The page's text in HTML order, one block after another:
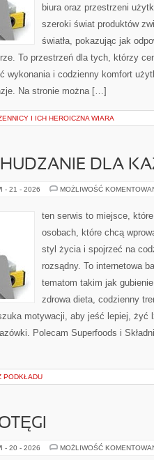
biura oraz przestrzeni
szeroki świat produktów
światła, pokazując jak
To przestrzeń dla tych, którzy
wykonania i codzienny komfort
Na stronie można […]
I ICH HEROICZNA WIARA
DLA
- 21 - 2026 MOŻLIWOŚĆ
ten serwis to miejsce,
osobach, które chcą
styl życia i spojrzeć na
rozsądny. To internetowa
tematom takim jak
zdrowa dieta, codzienny
motywacji, aby jeść lepiej, żyć
Polecam Superfoods i
PODKŁADU
- 20 - 2026 MOŻLIWOŚĆ